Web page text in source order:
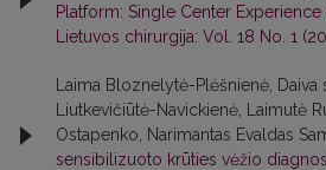
Platform: Single Center Experience
Lietuvos chirurgija: Vol. 18 No. 1
Laima Bloznelytė-Plėšnienė,
Liutkevičiūtė-Navickienė, Laimutė
Ostapenko, Narimantas Evaldas
sensibilizuoto krūties vėžio